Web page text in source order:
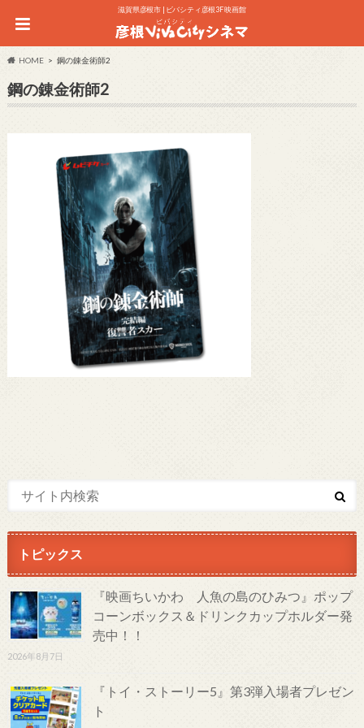
滋賀県彦根市 | ビバシティ彦根3F 映画館
HOME 鋼の錬金術師2
鋼の錬金術師2
トピックス
『映画ちいかわ 人魚の島のひみつ』ポップ
コーンボックス＆ドリンクカップホルダー発
売中！！
2026年8月7日
『トイ・ストーリー5』第3弾入場者プレゼン
ト